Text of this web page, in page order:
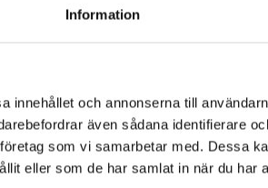
Information
innehållet och annonserna till
även sådana identifierare
som vi samarbetar med. Dessa
eller som de har samlat in när du har
Upptäck Värmland
Resa hit
Destinationer i Värmland